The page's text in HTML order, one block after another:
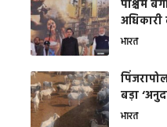
पश्चिम
अधिकारी
भारत
बड़ा
भारत